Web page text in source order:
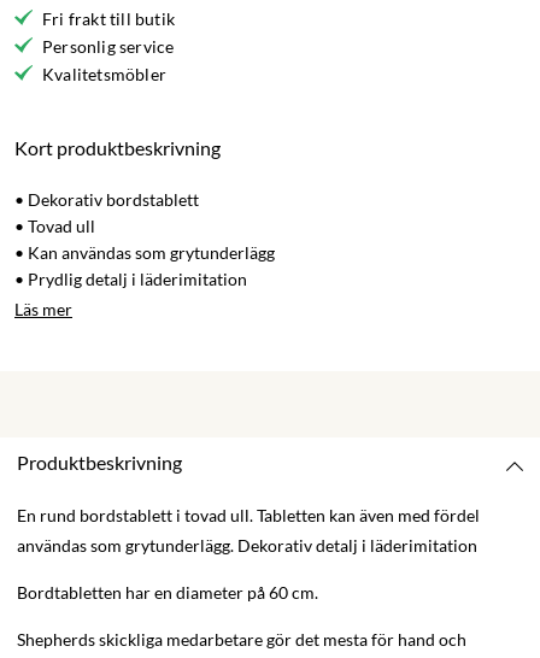
Fri frakt till butik
Personlig service
Kvalitetsmöbler
Kort produktbeskrivning
• Dekorativ bordstablett
• Tovad ull
• Kan användas som grytunderlägg
• Prydlig detalj i läderimitation
Läs mer
Produktbeskrivning
En rund bordstablett i tovad ull. Tabletten kan även med fördel
användas som grytunderlägg. Dekorativ detalj i läderimitation
Bordtabletten har en diameter på 60 cm.
Shepherds skickliga medarbetare gör det mesta för hand och